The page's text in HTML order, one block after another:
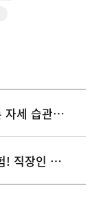
거북목 탈출을 위한 5가지 바른 자세 습관과 교정 스트레칭
무심코 꼬는 다리가 부르는 위험! 직장인 다리 건강 지키는 5가지 생활 습관